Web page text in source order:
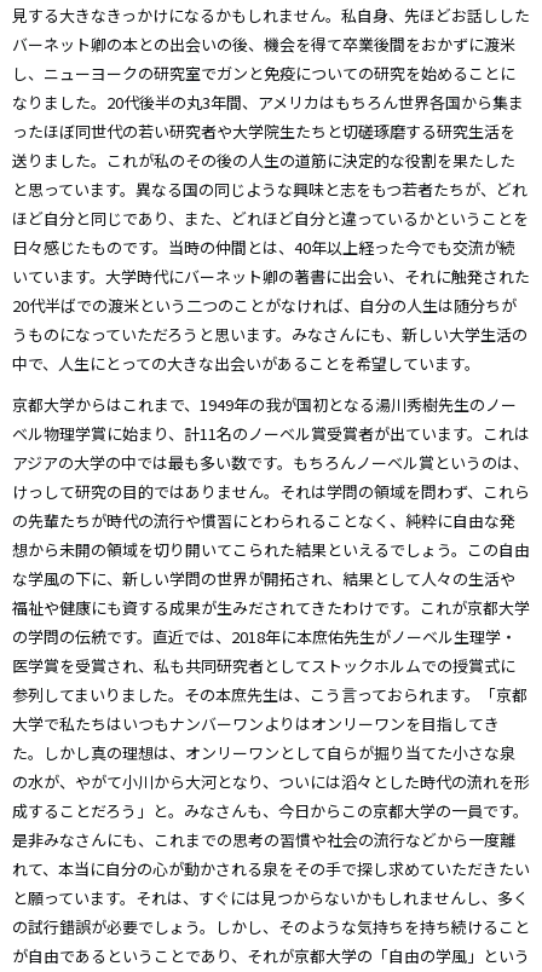
見する大きなきっかけになるかもしれません。私自身、先ほどお話しした
バーネット卿の本との出会いの後、機会を得て卒業後間をおかずに渡米
し、ニューヨークの研究室でガンと免疫についての研究を始めることに
なりました。20代後半の丸3年間、アメリカはもちろん世界各国から集ま
ったほぼ同世代の若い研究者や大学院生たちと切磋琢磨する研究生活を
送りました。これが私のその後の人生の道筋に決定的な役割を果たした
と思っています。異なる国の同じような興味と志をもつ若者たちが、どれ
ほど自分と同じであり、また、どれほど自分と違っているかということを
日々感じたものです。当時の仲間とは、40年以上経った今でも交流が続
いています。大学時代にバーネット卿の著書に出会い、それに触発された
20代半ばでの渡米という二つのことがなければ、自分の人生は随分ちが
うものになっていただろうと思います。みなさんにも、新しい大学生活の
中で、人生にとっての大きな出会いがあることを希望しています。
京都大学からはこれまで、1949年の我が国初となる湯川秀樹先生のノー
ベル物理学賞に始まり、計11名のノーベル賞受賞者が出ています。これは
アジアの大学の中では最も多い数です。もちろんノーベル賞というのは、
けっして研究の目的ではありません。それは学問の領域を問わず、これら
の先輩たちが時代の流行や慣習にとわられることなく、純粋に自由な発
想から未開の領域を切り開いてこられた結果といえるでしょう。この自由
な学風の下に、新しい学問の世界が開拓され、結果として人々の生活や
福祉や健康にも資する成果が生みだされてきたわけです。これが京都大学
の学問の伝統です。直近では、2018年に本庶佑先生がノーベル生理学・
医学賞を受賞され、私も共同研究者としてストックホルムでの授賞式に
参列してまいりました。その本庶先生は、こう言っておられます。「京都
大学で私たちはいつもナンバーワンよりはオンリーワンを目指してき
た。しかし真の理想は、オンリーワンとして自らが掘り当てた小さな泉
の水が、やがて小川から大河となり、ついには滔々とした時代の流れを形
成することだろう」と。みなさんも、今日からこの京都大学の一員です。
是非みなさんにも、これまでの思考の習慣や社会の流行などから一度離
れて、本当に自分の心が動かされる泉をその手で探し求めていただきたい
と願っています。それは、すぐには見つからないかもしれませんし、多く
の試行錯誤が必要でしょう。しかし、そのような気持ちを持ち続けること
が自由であるということであり、それが京都大学の「自由の学風」という